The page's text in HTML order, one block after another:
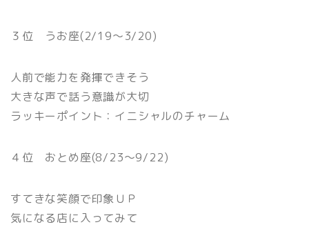
３位 うお座(2/19〜3/20)
人前で能力を発揮できそう
大きな声で話う意識が大切
ラッキーポイント：イニシャルのチャーム
４位 おとめ座(8/23〜9/22)
すてきな笑顔で印象ＵＰ
気になる店に入ってみて